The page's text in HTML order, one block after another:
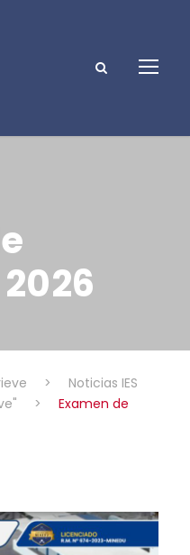
>
Noticias IES
>
Examen de